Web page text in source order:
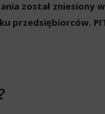
został
przedsiębiorców.